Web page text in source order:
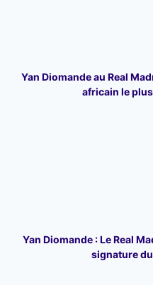
Yan Diomande au Real
africain le
Yan Diomande : Le Real
signature